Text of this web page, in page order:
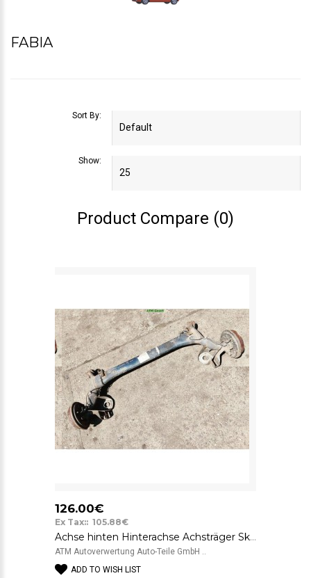
FABIA
Sort By:
Show:
Product Compare (0)
126.00€
Ex Tax:: 105.88€
Achse hinten Hinterachse Achsträger Skoda Fabia I 6Y2 5 türig
ATM Autoverwertung Auto-Teile GmbH ..
ADD TO WISH LIST